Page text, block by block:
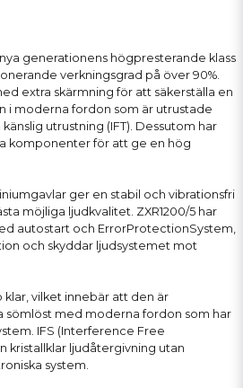
nya generationens högpresterande klass
verkningsgrad på över 90%.
extra skärmning för att säkerställa en
i moderna fordon som är utrustade
utrustning (IFT). Dessutom har
komponenter för att ge en hög
ger en stabil och vibrationsfri
möjliga ljudkvalitet. ZXR1200/5 har
autostart och ErrorProtectionSystem,
och skyddar ljudsystemet mot
klar, vilket innebär att den är
sömlöst med moderna fordon som har
IFS (Interference Free
kristallklar ljudåtergivning utan
system.